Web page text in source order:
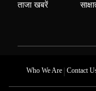
ताजा खबरें
Who We Are| Contact